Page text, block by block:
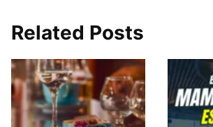
Related Posts